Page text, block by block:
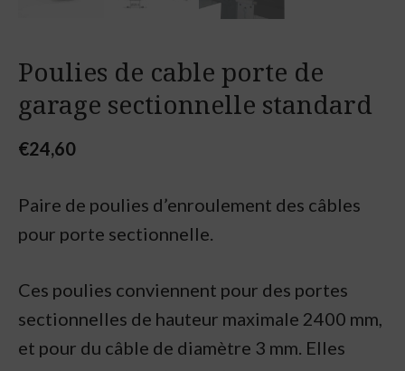
Poulies de cable porte de
garage sectionnelle standard
€24,60
Paire de poulies d’enroulement des câbles
pour porte sectionnelle.
Ces poulies conviennent pour des portes
sectionnelles de hauteur maximale 2400 mm,
et pour du câble de diamètre 3 mm. Elles